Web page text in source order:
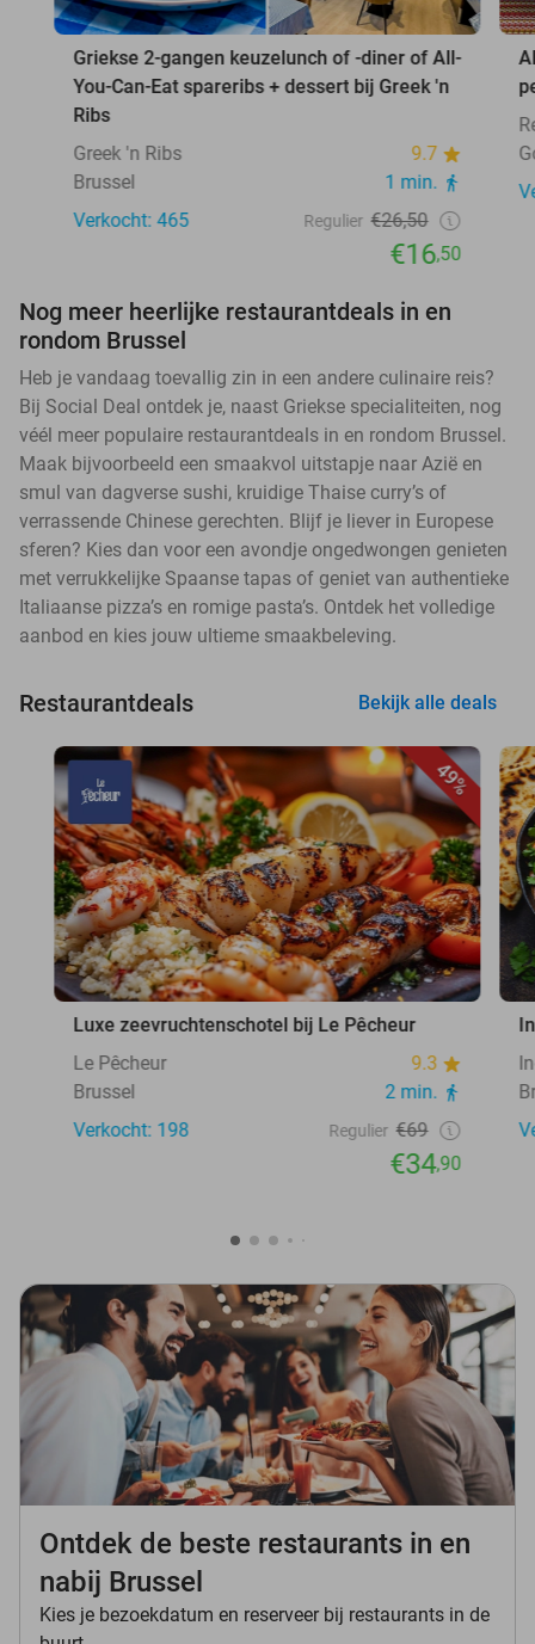
Griekse 2-gangen keuzelunch of -diner of All-
You-Can-Eat spareribs + dessert bij Greek 'n
Ribs
Greek 'n Ribs
9.7
Brussel
1 min.
Verkocht: 465
Regulier €26,50
€16,50
Nog meer heerlijke restaurantdeals in en
rondom Brussel
Heb je vandaag toevallig zin in een andere culinaire reis?
Bij Social Deal ontdek je, naast Griekse specialiteiten, nog
véél meer populaire restaurantdeals in en rondom Brussel.
Maak bijvoorbeeld een smaakvol uitstapje naar Azië en
smul van dagverse sushi, kruidige Thaise curry’s of
verrassende Chinese gerechten. Blijf je liever in Europese
sferen? Kies dan voor een avondje ongedwongen genieten
met verrukkelijke Spaanse tapas of geniet van authentieke
Italiaanse pizza’s en romige pasta’s. Ontdek het volledige
aanbod en kies jouw ultieme smaakbeleving.
Restaurantdeals Bekijk alle deals
49%
Luxe zeevruchtenschotel bij Le Pêcheur
Le Pêcheur
9.3
Brussel
2 min.
Verkocht: 198
Regulier €69
€34,90
Ontdek de beste restaurants in en
nabij Brussel
Kies je bezoekdatum en reserveer bij restaurants in de